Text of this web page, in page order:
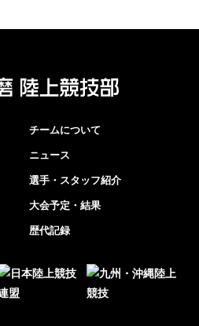
チームについて
ニュース
選手・スタッフ紹介
大会予定・結果
歴代記録